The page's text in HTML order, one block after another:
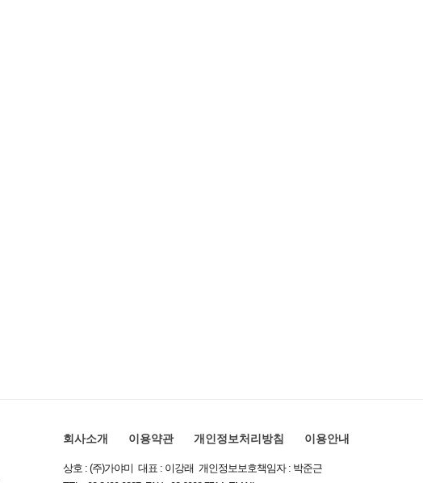
회사소개 이용약관 개인정보처리방침 이용안내
상호 : (주)가야미 대표 : 이강래 개인정보보호책임자 : 박준근